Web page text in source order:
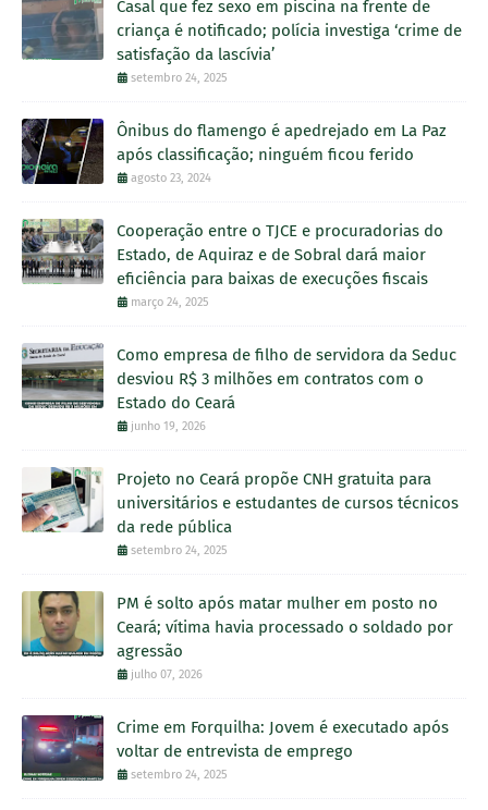
Casal que fez sexo em piscina na frente de
criança é notificado; polícia investiga ‘crime de
satisfação da lascívia’
setembro 24, 2025
Ônibus do flamengo é apedrejado em La Paz
após classificação; ninguém ficou ferido
agosto 23, 2024
Cooperação entre o TJCE e procuradorias do
Estado, de Aquiraz e de Sobral dará maior
eficiência para baixas de execuções fiscais
março 24, 2025
Como empresa de filho de servidora da Seduc
desviou R$ 3 milhões em contratos com o
Estado do Ceará
junho 19, 2026
Projeto no Ceará propõe CNH gratuita para
universitários e estudantes de cursos técnicos
da rede pública
setembro 24, 2025
PM é solto após matar mulher em posto no
Ceará; vítima havia processado o soldado por
agressão
julho 07, 2026
Crime em Forquilha: Jovem é executado após
voltar de entrevista de emprego
setembro 24, 2025